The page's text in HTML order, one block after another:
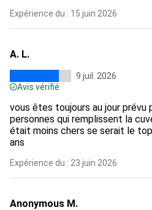
Expérience du : 15 juin 2026
A. L.
9 juil. 2026
Avis vérifié
vous êtes toujours au jour prévu
personnes qui remplissent la
était moins chers se serait le
ans
Expérience du : 23 juin 2026
Anonymous M.